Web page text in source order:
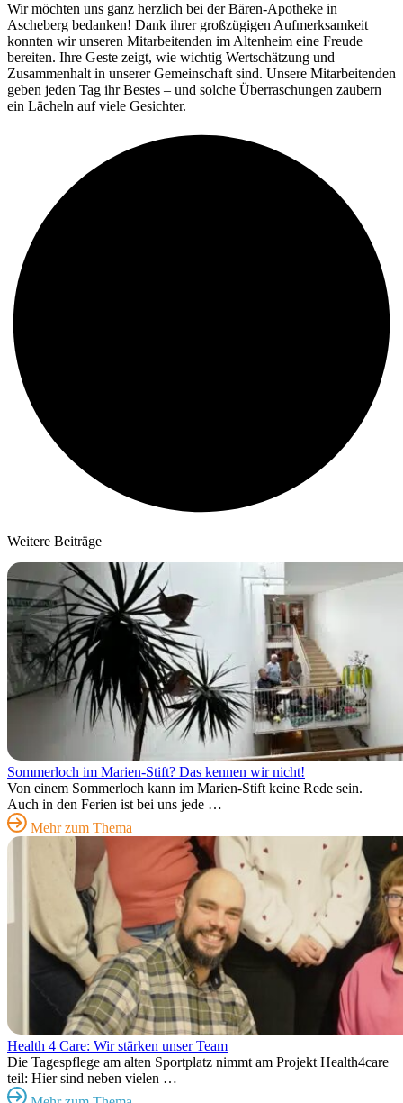
Wir möchten uns ganz herzlich bei der Bären-Apotheke in
Ascheberg bedanken! Dank ihrer großzügigen Aufmerksamkeit
konnten wir unseren Mitarbeitenden im Altenheim eine Freude
bereiten. Ihre Geste zeigt, wie wichtig Wertschätzung und
Zusammenhalt in unserer Gemeinschaft sind. Unsere Mitarbeitenden
geben jeden Tag ihr Bestes – und solche Überraschungen zaubern
ein Lächeln auf viele Gesichter.
Weitere Beiträge
Sommerloch im Marien-Stift? Das kennen wir nicht!
Von einem Sommerloch kann im Marien-Stift keine Rede sein.
Auch in den Ferien ist bei uns jede …
Mehr zum Thema
Health 4 Care: Wir stärken unser Team
Die Tagespflege am alten Sportplatz nimmt am Projekt Health4care
teil: Hier sind neben vielen …